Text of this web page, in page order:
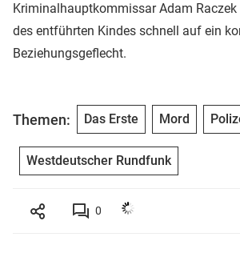
Kriminalhauptkommissar Adam
des entführten Kindes schnell auf ein
Beziehungsgeflecht.
Themen: Das Erste Mord
Westdeutscher Rundfunk
0